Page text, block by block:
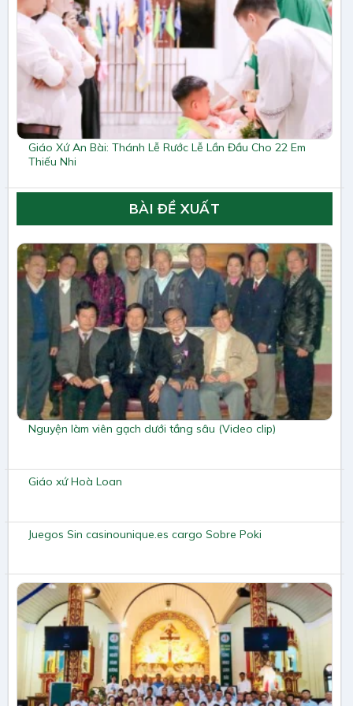
Giáo Xứ An Bài: Thánh Lễ Rước Lễ Lần Đầu Cho 22 Em
Thiếu Nhi
BÀI ĐỀ XUẤT
Nguyện làm viên gạch dưới tầng sâu (Video clip)
Giáo xứ Hoà Loan
Juegos Sin casinounique.es cargo Sobre Poki